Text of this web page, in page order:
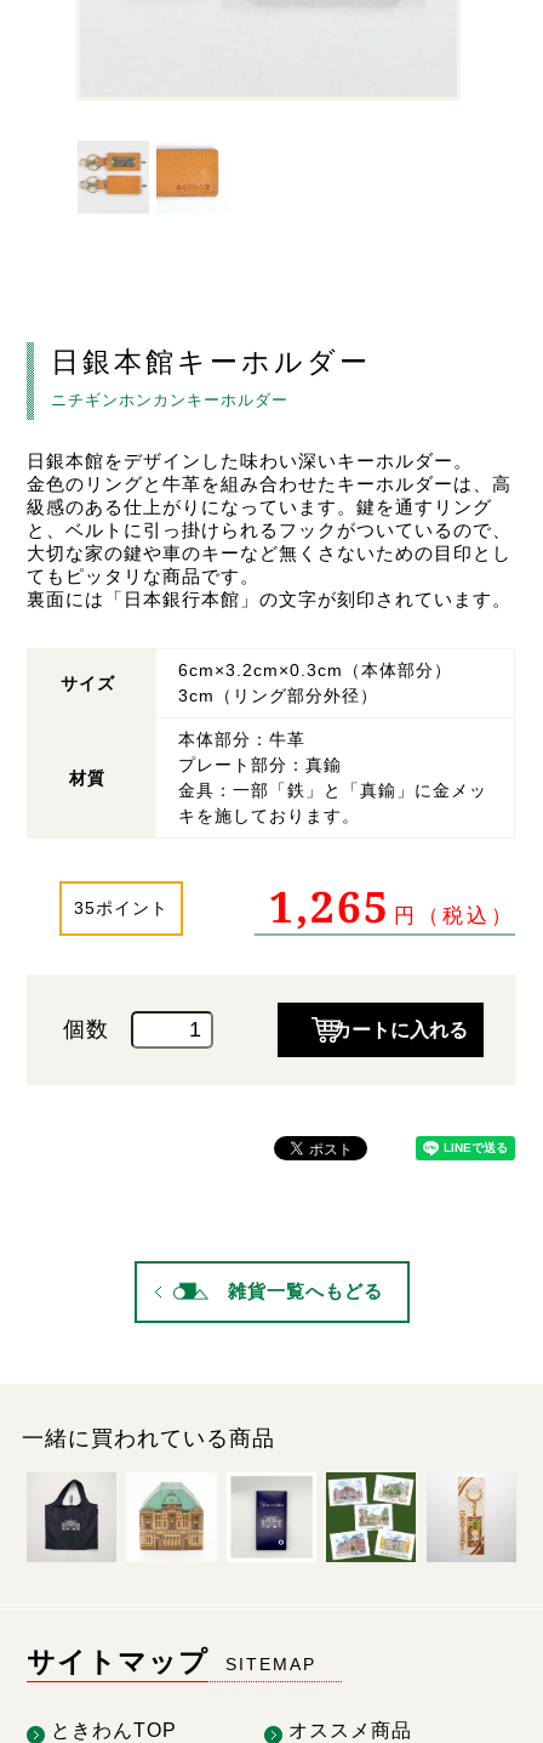
日銀本館キーホルダー
ニチギンホンカンキーホルダー
日銀本館をデザインした味わい深いキーホルダー。
金色のリングと牛革を組み合わせたキーホルダーは、高
級感のある仕上がりになっています。鍵を通すリング
と、ベルトに引っ掛けられるフックがついているので、
大切な家の鍵や車のキーなど無くさないための目印とし
てもピッタリな商品です。
裏面には「日本銀行本館」の文字が刻印されています。
サイズ
6cm×3.2cm×0.3cm（本体部分）
3cm（リング部分外径）
材質
本体部分：牛革
プレート部分：真鍮
金具：一部「鉄」と「真鍮」に金メッ
キを施しております。
35ポイント 1,265 円（税込）
個数
雑貨一覧へもどる
一緒に買われている商品
サイトマップ SITEMAP
ときわんTOP
オススメ商品